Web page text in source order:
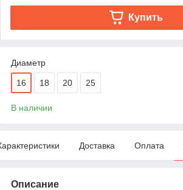
Купить
Диаметр
16 18 20 25
В наличии
Доставка Оплата
Описание